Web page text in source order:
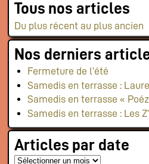
Tous nos articles
Du plus récent au plus ancien
Nos derniers
Fermeture de l’été
Samedis en terrasse :
Samedis en terrasse «
Samedis en terrasse : Les
Articles par date